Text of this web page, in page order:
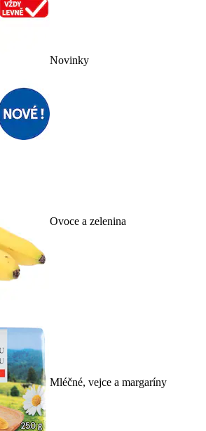
Novinky
Ovoce a zelenina
Mléčné, vejce a margaríny